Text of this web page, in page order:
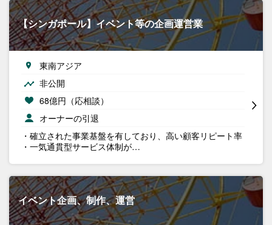
【シンガポール】イベント等の企画運営業
東南アジア
非公開
68億円（応相談）
オーナーの引退
・確立された事業基盤を有しており、高い顧客リピート率
・一気通貫型サービス体制が…
イベント企画、制作、運営